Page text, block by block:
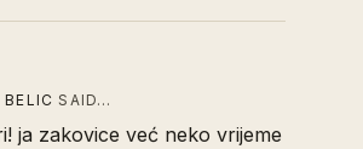
SAID…
ja zakovice već neko vrijeme